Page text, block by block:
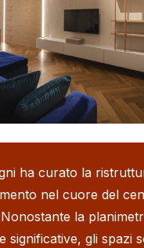
ha curato la
nel cuore del
la
significative, gli spazi